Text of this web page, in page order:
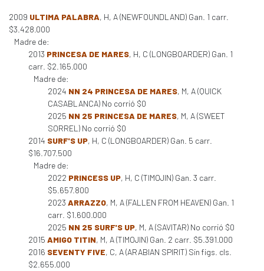
2009 ULTIMA PALABRA, H, A (NEWFOUNDLAND) Gan. 1 carr.
$3.428.000
Madre de:
2013 PRINCESA DE MARES, H, C (LONGBOARDER) Gan. 1
carr. $2.165.000
Madre de:
2024 NN 24 PRINCESA DE MARES, M, A (QUICK
CASABLANCA) No corrió $0
2025 NN 25 PRINCESA DE MARES, M, A (SWEET
SORREL) No corrió $0
2014 SURF'S UP, H, C (LONGBOARDER) Gan. 5 carr.
$16.707.500
Madre de:
2022 PRINCESS UP, H, C (TIMOJIN) Gan. 3 carr.
$5.657.800
2023 ARRAZZO, M, A (FALLEN FROM HEAVEN) Gan. 1
carr. $1.600.000
2025 NN 25 SURF'S UP, M, A (SAVITAR) No corrió $0
2015 AMIGO TITIN, M, A (TIMOJIN) Gan. 2 carr. $5.391.000
2016 SEVENTY FIVE, C, A (ARABIAN SPIRIT) Sin figs. cls.
$2.655.000